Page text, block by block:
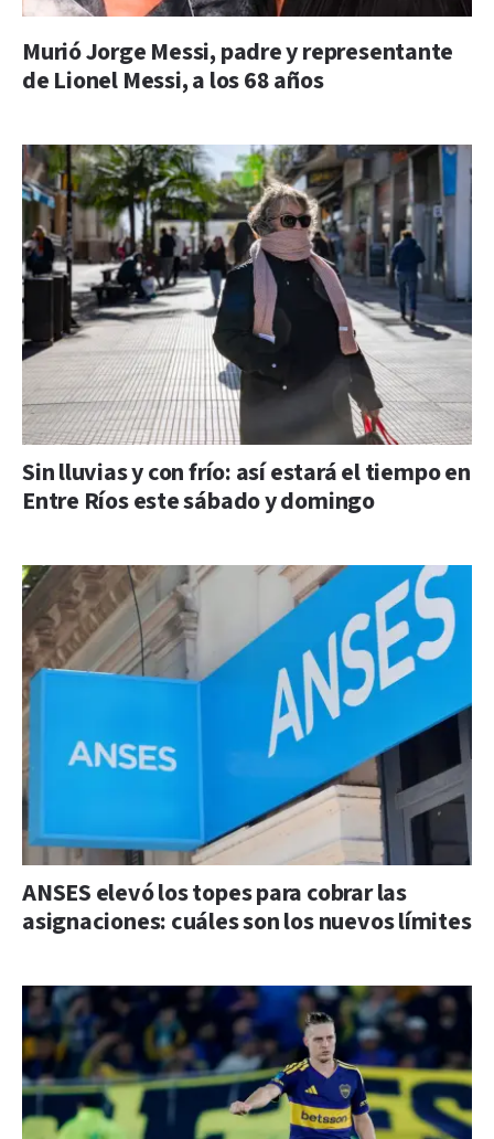
Murió Jorge Messi, padre y representante
de Lionel Messi, a los 68 años
Sin lluvias y con frío: así estará el tiempo en
Entre Ríos este sábado y domingo
ANSES elevó los topes para cobrar las
asignaciones: cuáles son los nuevos límites